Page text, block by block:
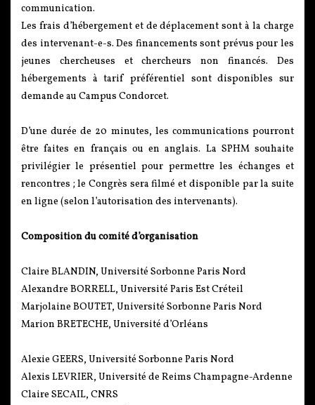
communication.
Les frais d’hébergement et de déplacement sont à la charge
des intervenant-e-s. Des financements sont prévus pour les
jeunes chercheuses et chercheurs non financés. Des
hébergements à tarif préférentiel sont disponibles sur
demande au Campus Condorcet.
D’une durée de 20 minutes, les communications pourront
être faites en français ou en anglais. La SPHM souhaite
privilégier le présentiel pour permettre les échanges et
rencontres ; le Congrès sera filmé et disponible par la suite
en ligne (selon l’autorisation des intervenants).
Composition du comité d’organisation
Claire BLANDIN, Université Sorbonne Paris Nord
Alexandre BORRELL, Université Paris Est Créteil
Marjolaine BOUTET, Université Sorbonne Paris Nord
Marion BRETECHE, Université d’Orléans
Alexie GEERS, Université Sorbonne Paris Nord
Alexis LEVRIER, Université de Reims Champagne-Ardenne
Claire SECAIL, CNRS